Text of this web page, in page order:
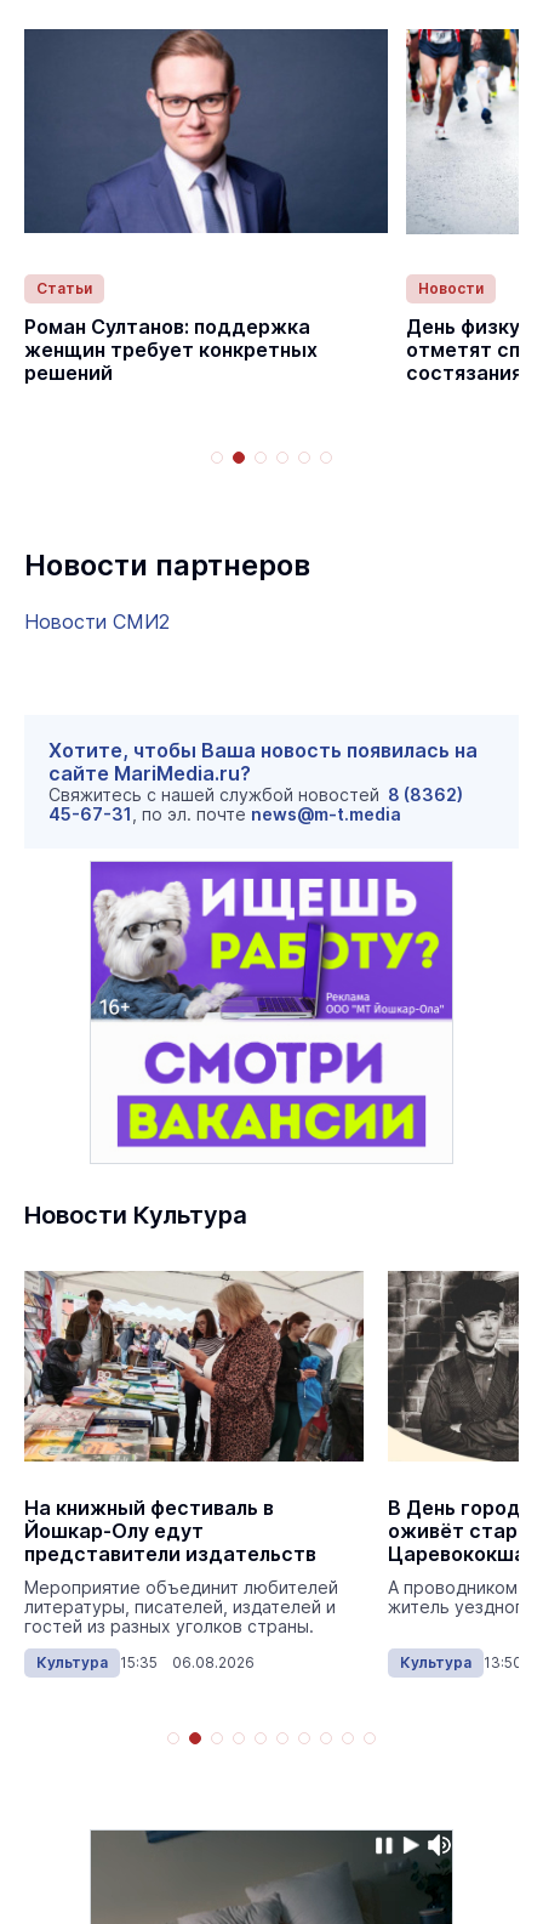
Статьи
Роман Султанов: поддержка
женщин требует конкретных
решений
Новости
День
отметят
Новости партнеров
Новости СМИ2
Хотите, чтобы Ваша новость появилась на
сайте MariMedia.ru?
Свяжитесь с нашей службой новостей 8 (8362)
45-67-31 , по эл. почте news@m-t.media
Новости Культура
На книжный фестиваль в
Йошкар-Олу едут
представители издательств
Мероприятие объединит любителей
литературы, писателей, издателей и
гостей из разных уголков страны.
Культура 15:35 06.08.2026
В День
оживёт
А проводником в
житель уездного
Культура 13:50